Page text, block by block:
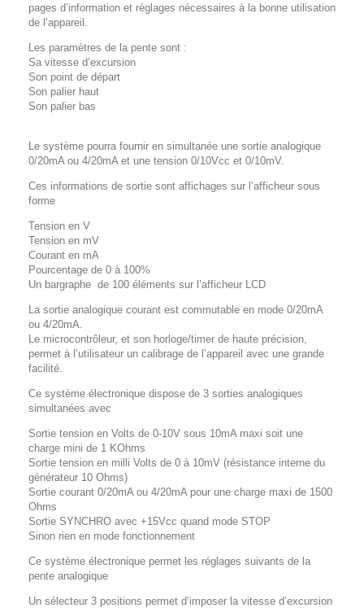
pages d’information et réglages nécessaires à la bonne utilisation
de l’appareil.
Les paramètres de la pente sont :
Sa vitesse d’excursion
Son point de départ
Son palier haut
Son palier bas
Le système pourra fournir en simultanée une sortie analogique
0/20mA ou 4/20mA et une tension 0/10Vcc et 0/10mV.
Ces informations de sortie sont affichages sur l’afficheur sous
forme
Tension en V
Tension en mV
Courant en mA
Pourcentage de 0 à 100%
Un bargraphe de 100 éléments sur l’afficheur LCD
La sortie analogique courant est commutable en mode 0/20mA
ou 4/20mA.
Le microcontrôleur, et son horloge/timer de haute précision,
permet à l’utilisateur un calibrage de l’appareil avec une grande
facilité.
Ce système électronique dispose de 3 sorties analogiques
simultanées avec
Sortie tension en Volts de 0-10V sous 10mA maxi soit une
charge mini de 1 KOhms
Sortie tension en milli Volts de 0 à 10mV (résistance interne du
générateur 10 Ohms)
Sortie courant 0/20mA ou 4/20mA pour une charge maxi de 1500
Ohms
Sortie SYNCHRO avec +15Vcc quand mode STOP
Sinon rien en mode fonctionnement
Ce système électronique permet les réglages suivants de la
pente analogique
Un sélecteur 3 positions permet d’imposer la vitesse d’excursion